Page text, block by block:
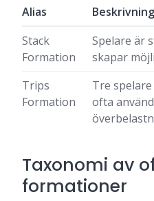
Alias
Beskrivning
Stack
Formation
Spelare är
skapar
Trips
Formation
Tre
ofta
Taxonomi av
formationer